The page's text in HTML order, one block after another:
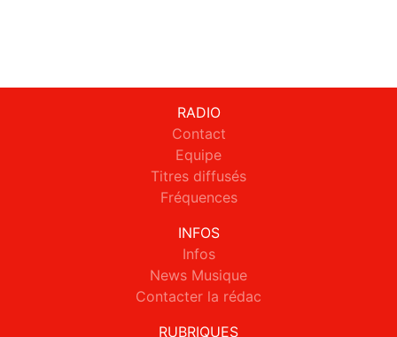
RADIO
Contact
Equipe
Titres diffusés
Fréquences
INFOS
Infos
News Musique
Contacter la rédac
RUBRIQUES